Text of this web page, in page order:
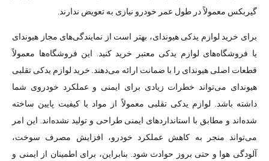
گیربکس معمولاً در طول عمر خودرو نیازی به تعویض ندارند.
برای خرید لوازم یدکی هیوندای، بهتر است از نمایندگی‌های مجاز هیوندای
یا فروشگاه‌های لوازم یدکی معتبر خرید کنید. این فروشگاه‌ها معمولاً
قطعات اصلی هیوندای را با ضمانت ارائه می‌دهند. خرید لوازم یدکی تقلبی
هیوندای می‌تواند خطرات زیادی برای ایمنی و عملکرد خودروی شما
داشته باشد. لوازم یدکی تقلبی معمولاً از مواد با کیفیت پایین ساخته
شده‌اند و مطابق با استانداردهای ایمنی طراحی و تولید نشده‌اند. این امر
می‌تواند منجر به کاهش عملکرد خودرو، افزایش مصرف سوخت،
آلودگی هوا و حتی بروز حوادث شود. بنابراین، برای اطمینان از ایمنی و